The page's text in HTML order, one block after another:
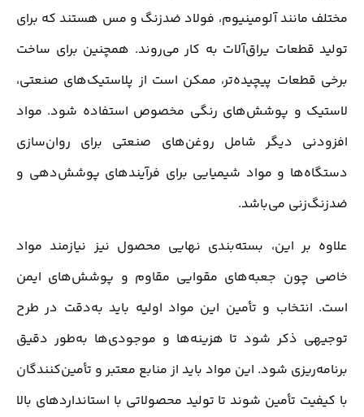
مختلف مانند آلومینیوم، فولاد ضدزنگ و مس هستند که برای
تولید قطعات یراق‌آلات به کار می‌روند. همچنین برای ساخت
برخی قطعات پیچیده‌تر، ممکن است از پلاستیک‌های صنعتی،
لاستیک و پوشش‌های رنگی مخصوص استفاده شود. مواد
افزودنی دیگر شامل روغن‌های صنعتی برای روان‌سازی
دستگاه‌ها و مواد شیمیایی برای فرآیندهای پوشش‌دهی و
ضدزنگ‌زنی می‌باشد.
علاوه بر این، بسته‌بندی نهایی محصول نیز نیازمند مواد
خاصی چون جعبه‌های مقوایی مقاوم و پوشش‌های ایمن
است. انتخاب و تأمین این مواد اولیه باید به‌دقت در طرح
توجیهی ذکر شود تا هزینه‌ها و موجودی‌ها به‌طور دقیق
برنامه‌ریزی شود. این مواد باید از منابع معتبر و تأمین‌کنندگان
با کیفیت تأمین شوند تا تولید محصولاتی با استانداردهای بالا